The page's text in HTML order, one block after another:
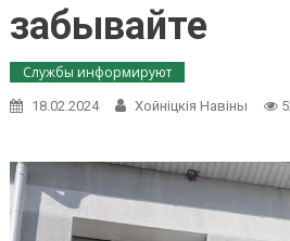
забывайте
Службы информируют
18.02.2024 Хойнiцкiя Навiны